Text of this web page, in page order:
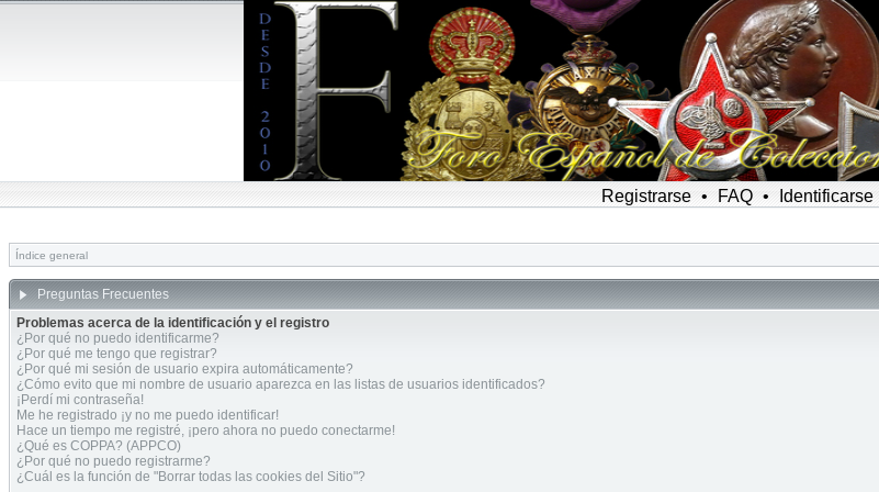
Registrarse • FAQ • Identificarse
Índice general
Preguntas Frecuentes
Problemas acerca de la identificación y el registro
¿Por qué no puedo identificarme?
¿Por qué me tengo que registrar?
¿Por qué mi sesión de usuario expira automáticamente?
¿Cómo evito que mi nombre de usuario aparezca en las listas de usuarios identificados?
¡Perdí mi contraseña!
Me he registrado ¡y no me puedo identificar!
Hace un tiempo me registré, ¡pero ahora no puedo conectarme!
¿Qué es COPPA? (APPCO)
¿Por qué no puedo registrarme?
¿Cuál es la función de "Borrar todas las cookies del Sitio"?